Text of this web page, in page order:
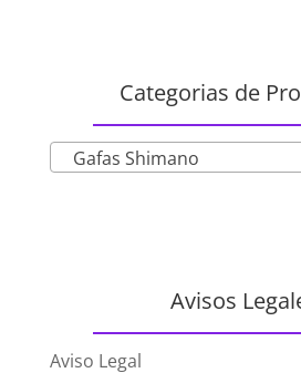
Categorias de
Gafas Shimano
Avisos
Aviso Legal